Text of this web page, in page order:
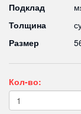
Подклад
Толщина
Размер
Кол-во: